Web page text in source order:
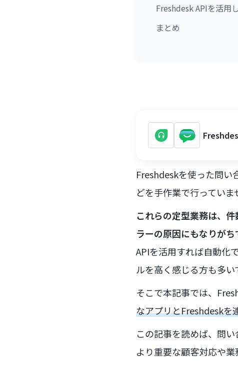
Freshdesk APIを活用
まとめ
Freshdeskを使った問い
どを手作業で行っていま
これらの定型業務は、
ラーの原因にもなりがち
APIを活用すれば自動化
ルを高く感じる方も多い
そこで本記事では、
なアプリとFreshdeskを
この記事を読めば、問
より重要な顧客対応や